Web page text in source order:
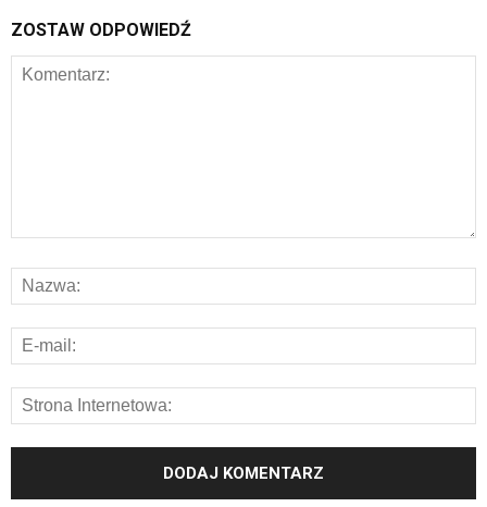
ZOSTAW ODPOWIEDŹ